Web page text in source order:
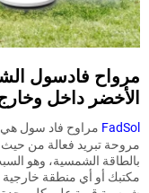
مرواح فادسول
الأخضر داخل
FadSolمراوح فاد سول هي
مروحة تبريد فعالة من حيث
بالطاقة الشمسية، وهو
مكتبك أو أي منطقة خارجية